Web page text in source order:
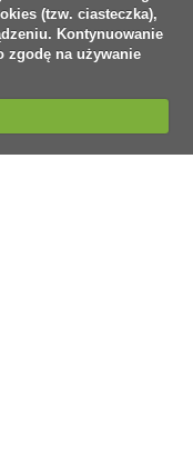
(tzw. ciasteczka),
Kontynuowanie
zgodę na używanie